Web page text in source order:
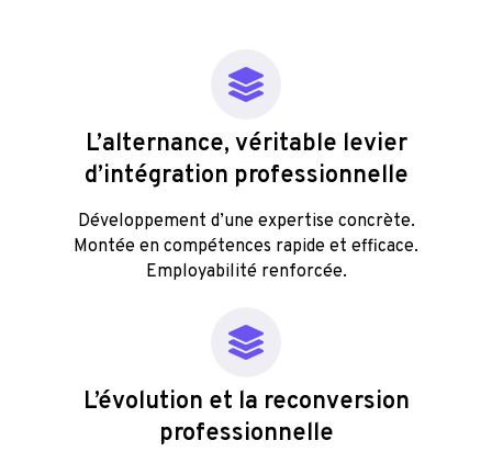
L’alternance, véritable levier
d’intégration professionnelle
Développement d’une expertise concrète.
Montée en compétences rapide et efficace.
Employabilité renforcée.
L’évolution et la reconversion
professionnelle